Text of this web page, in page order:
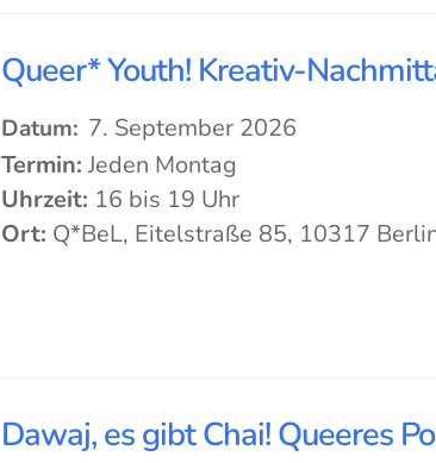
Queer* Youth! Kreativ-
Datum: 7. September 2026
Termin: Jeden Montag
Uhrzeit: 16 bis 19 Uhr
Ort: Q*BeL, Eitelstraße 85, 10317
Dawaj, es gibt Chai! Queeres